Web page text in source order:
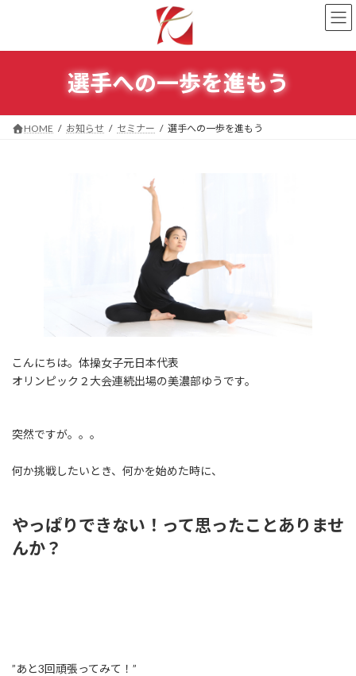
ン
キ
ー
に
選手への一歩を進もう
HOME お知らせ セミナー 選手への一歩を進もう
こんにちは。体操女子元日本代表
オリンピック２大会連続出場の美濃部ゆうです。
突然ですが。。。
何か挑戦したいとき、何かを始めた時に、
やっぱりできない！って思ったことありませ
んか？
”あと3回頑張ってみて！”